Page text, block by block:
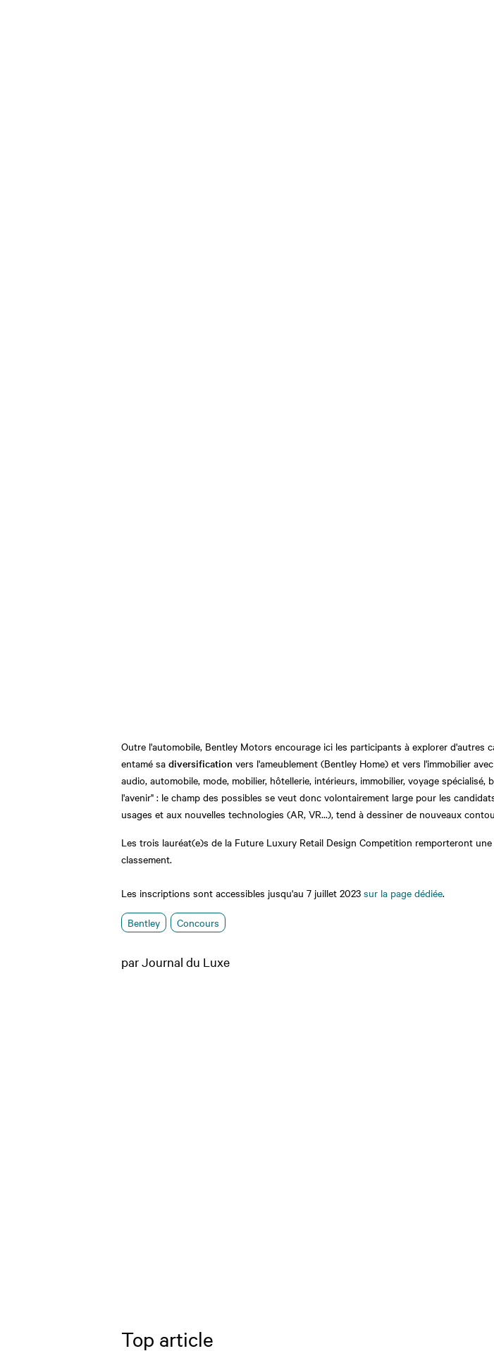
Outre l'automobile, Bentley Motors encourage ici les participants à explorer
entamé sa diversification vers l'ameublement (Bentley Home) et vers l'immobilier
audio, automobile, mode, mobilier, hôtellerie, intérieurs, immobilier, voyage
l'avenir" : le champ des possibles se veut donc volontairement large pour les
usages et aux nouvelles technologies (AR, VR...), tend à dessiner de nouveaux
Les trois lauréat(e)s de la Future Luxury Retail Design Competition remporteront
classement.
Les inscriptions sont accessibles jusqu'au 7 juillet 2023 sur la page dédiée.
Bentley Concours
par Journal du Luxe
Top article